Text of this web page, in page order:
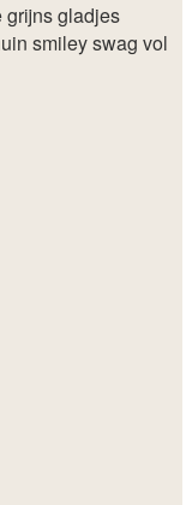
grijnsgladjes
smileyswag vol